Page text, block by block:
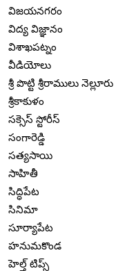
విజయనగరం
విద్య విజ్ఞానం
విశాఖపట్నం
వీడియోలు
శ్రీ పొట్టి శ్రీరాములు నెల్లూరు
శ్రీకాకుళం
సక్సెస్ స్టోరీస్
సంగారెడ్డి
సత్యసాయి
సాహితీ
సిద్ధిపేట
సినిమా
సూర్యాపేట
హనుమకొండ
హెల్త్ టిప్స్